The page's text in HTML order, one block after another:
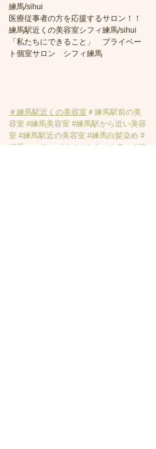
練馬/sihui
医療従事者の方を応援するサロン！！
練馬駅近くの美容室シフィ練馬/sihui
「私たちにできること」　プライベー
ト個室サロン　シフィ練馬
＃練馬駅近くの美容室 ＃練馬駅前の美
容室 #練馬美容室 #練馬駅から近い美容
室 #練馬駅近の美容室 #練馬白髪染め #
練馬ヘッドスパ #イルミナーカラー
#練